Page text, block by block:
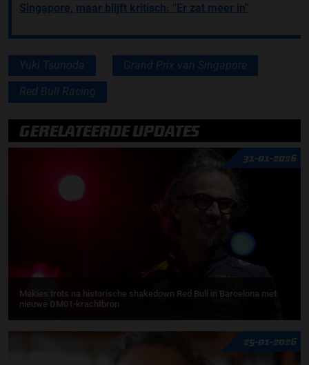
Singapore, maar blijft kritisch: ''Er zat meer in''
Yuki Tsunoda Grand Prix van Singapore
Red Bull Racing
GERELATEERDE UPDATES
31-01-2026
Mekies trots na historische shakedown Red Bull in Barcelona met
nieuwe DM01-krachtbron
25-01-2026